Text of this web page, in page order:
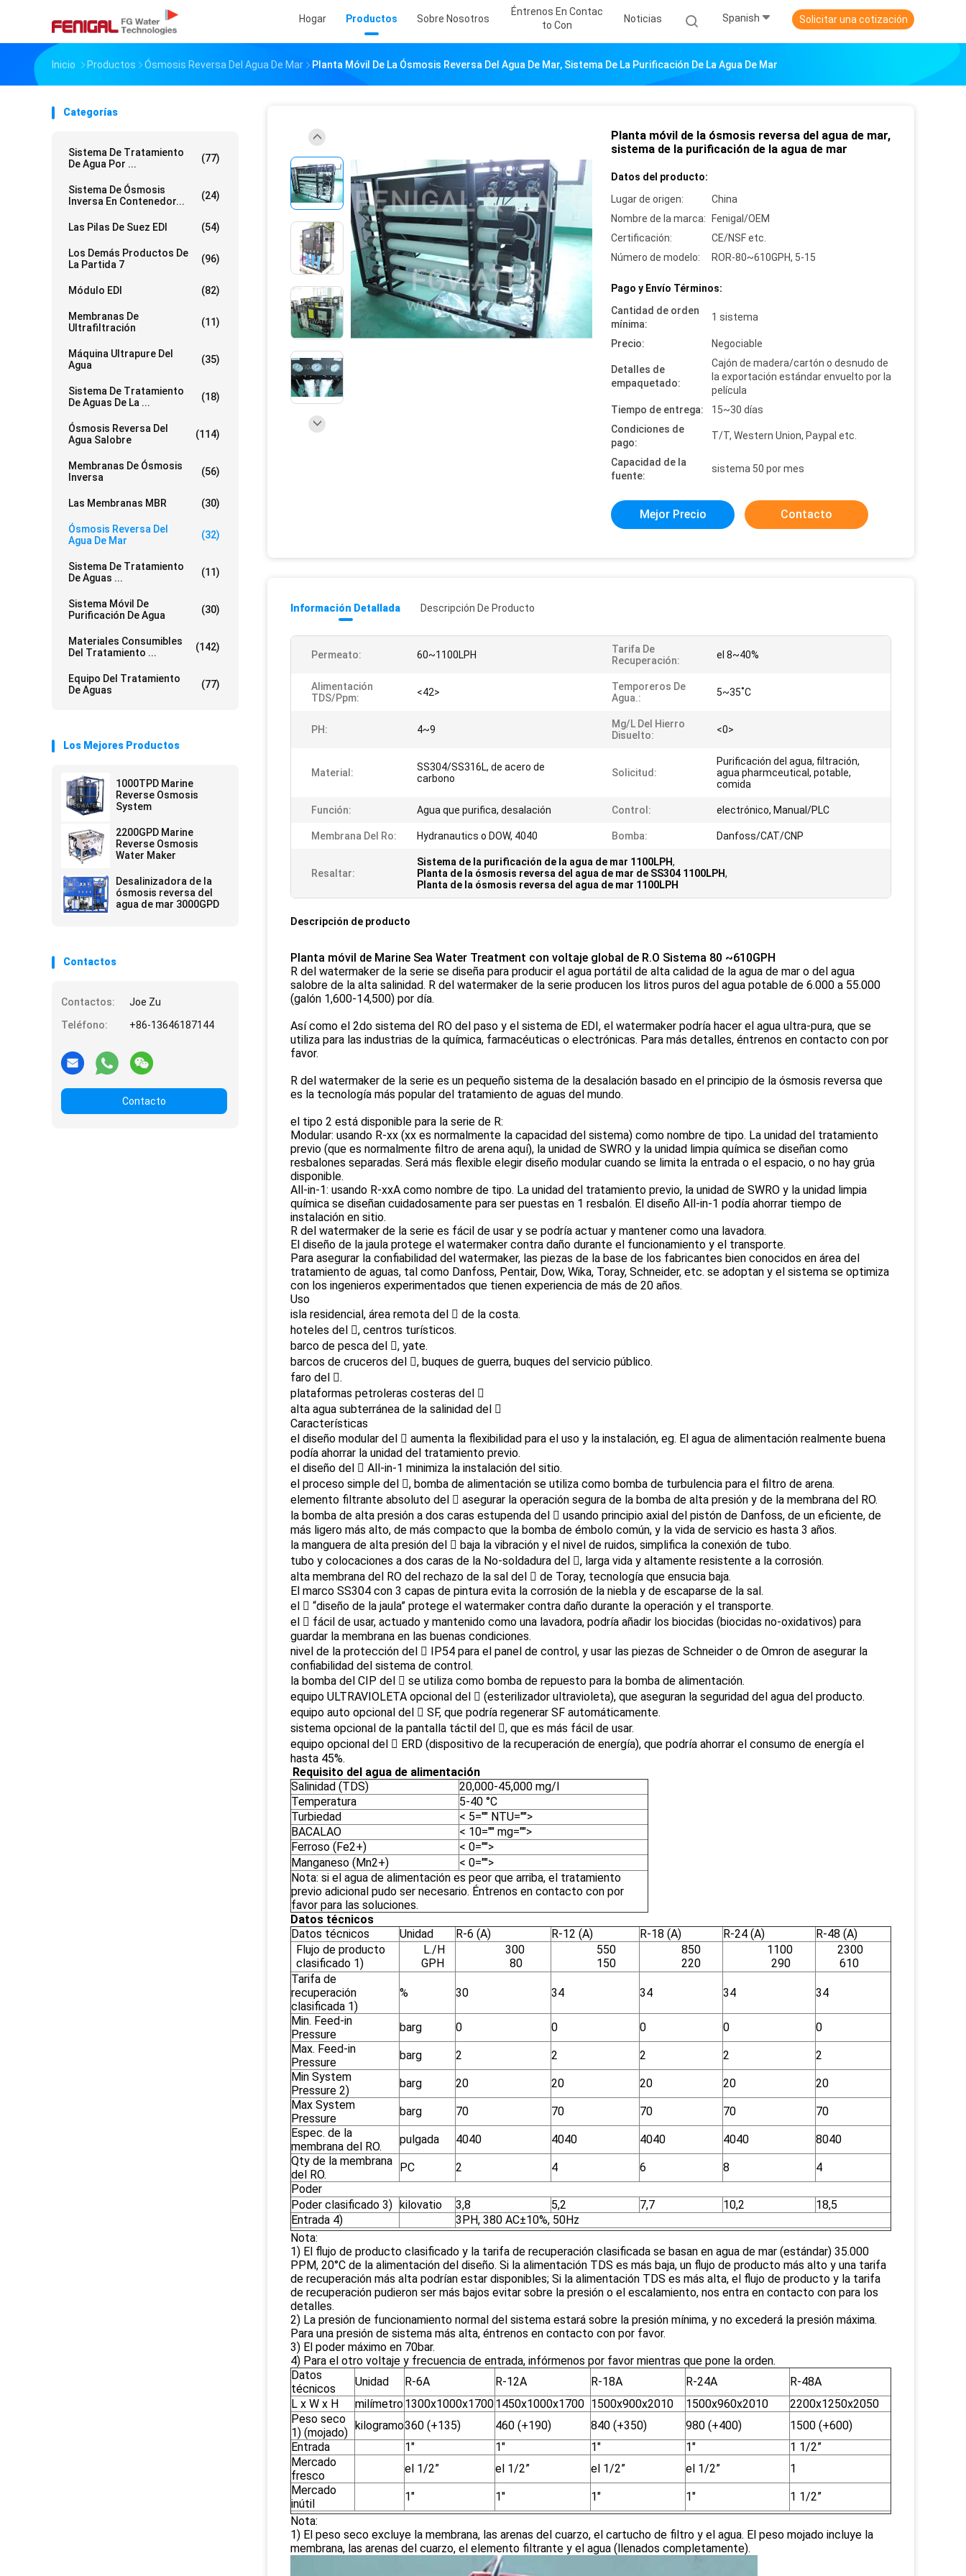
Hogar Productos Sobre Nosotros
Éntrenos En Contac
To Con
Noticias Spanish Solicitar una cotización
Inicio Productos Ósmosis Reversa Del Agua De Mar Planta Móvil De La Ósmosis Reversa Del Agua De Mar, Sistema De La Purificación De La Agua De Mar
Categorías
Sistema De Tratamiento
De Agua Por ...
(77)
Sistema De Ósmosis
Inversa En Contenedor...
(24)
Las Pilas De Suez EDI (54)
Los Demás Productos De
La Partida 7
(96)
Módulo EDI (82)
Membranas De
Ultrafiltración
(11)
Máquina Ultrapure Del
Agua
(35)
Sistema De Tratamiento
De Aguas De La ...
(18)
Ósmosis Reversa Del
Agua Salobre
(114)
Membranas De Ósmosis
Inversa
(56)
Las Membranas MBR (30)
Ósmosis Reversa Del
Agua De Mar
(32)
Sistema De Tratamiento
De Aguas ...
(11)
Sistema Móvil De
Purificación De Agua
(30)
Materiales Consumibles
Del Tratamiento ...
(142)
Equipo Del Tratamiento
De Aguas
(77)
Los Mejores Productos
1000TPD Marine
Reverse Osmosis
System
2200GPD Marine
Reverse Osmosis
Water Maker
Desalinizadora de la
ósmosis reversa del
agua de mar 3000GPD
Contactos
Contactos:
Joe Zu
Teléfono:
+86-13646187144
Contacto
Planta móvil de la ósmosis reversa del agua de mar,
sistema de la purificación de la agua de mar
Datos del producto:
Lugar de origen:
China
Nombre de la marca:
Fenigal/OEM
Certificación:
CE/NSF etc.
Número de modelo:
ROR-80~610GPH, 5-15
Pago y Envío Términos:
Cantidad de orden
mínima:
1 sistema
Precio: Negociable
Detalles de
empaquetado:
Cajón de madera/cartón o desnudo de
la exportación estándar envuelto por la
película
Tiempo de entrega:
15~30 días
Condiciones de
pago:
T/T, Western Union, Paypal etc.
Capacidad de la
fuente:
sistema 50 por mes
Mejor Precio Contacto
Información Detallada Descripción De Producto
Permeato: 60~1100LPH
Tarifa De
Recuperación:
el 8~40%
Alimentación
TDS/ppm:
<42>
Temporeros De
Agua.:
5~35˚C
PH: 4~9
Mg/l Del Hierro
Disuelto:
<0>
Material:
SS304/SS316L, de acero de
carbono
Solicitud:
Purificación del agua, filtración,
agua pharmceutical, potable,
comida
Función: Agua que purifica, desalación Control: electrónico, Manual/PLC
Membrana Del Ro: Hydranautics o DOW, 4040 Bomba: Danfoss/CAT/CNP
Resaltar:
Sistema de la purificación de la agua de mar 1100LPH,
Planta de la ósmosis reversa del agua de mar de SS304 1100LPH,
Planta de la ósmosis reversa del agua de mar 1100LPH
Descripción de producto
Planta móvil de Marine Sea Water Treatment con voltaje global de R.O Sistema 80 ~610GPH
R del watermaker de la serie se diseña para producir el agua portátil de alta calidad de la agua de mar o del agua
salobre de la alta salinidad. R del watermaker de la serie producen los litros puros del agua potable de 6.000 a 55.000
(galón 1,600-14,500) por día.
Así como el 2do sistema del RO del paso y el sistema de EDI, el watermaker podría hacer el agua ultra-pura, que se
utiliza para las industrias de la química, farmacéuticas o electrónicas. Para más detalles, éntrenos en contacto con por
favor.
R del watermaker de la serie es un pequeño sistema de la desalación basado en el principio de la ósmosis reversa que
es la tecnología más popular del tratamiento de aguas del mundo.
el tipo 2 está disponible para la serie de R:
Modular: usando R-xx (xx es normalmente la capacidad del sistema) como nombre de tipo. La unidad del tratamiento
previo (que es normalmente filtro de arena aquí), la unidad de SWRO y la unidad limpia química se diseñan como
resbalones separadas. Será más flexible elegir diseño modular cuando se limita la entrada o el espacio, o no hay grúa
disponible.
All-in-1: usando R-xxA como nombre de tipo. La unidad del tratamiento previo, la unidad de SWRO y la unidad limpia
química se diseñan cuidadosamente para ser puestas en 1 resbalón. El diseño All-in-1 podía ahorrar tiempo de
instalación en sitio.
R del watermaker de la serie es fácil de usar y se podría actuar y mantener como una lavadora.
El diseño de la jaula protege el watermaker contra daño durante el funcionamiento y el transporte.
Para asegurar la confiabilidad del watermaker, las piezas de la base de los fabricantes bien conocidos en área del
tratamiento de aguas, tal como Danfoss, Pentair, Dow, Wika, Toray, Schneider, etc. se adoptan y el sistema se optimiza
con los ingenieros experimentados que tienen experiencia de más de 20 años.
Uso
isla residencial, área remota del  de la costa.
hoteles del , centros turísticos.
barco de pesca del , yate.
barcos de cruceros del , buques de guerra, buques del servicio público.
faro del .
plataformas petroleras costeras del 
alta agua subterránea de la salinidad del 
Características
el diseño modular del  aumenta la flexibilidad para el uso y la instalación, eg. El agua de alimentación realmente buena
podía ahorrar la unidad del tratamiento previo.
el diseño del  All-in-1 minimiza la instalación del sitio.
el proceso simple del , bomba de alimentación se utiliza como bomba de turbulencia para el filtro de arena.
elemento filtrante absoluto del  asegurar la operación segura de la bomba de alta presión y de la membrana del RO.
la bomba de alta presión a dos caras estupenda del  usando principio axial del pistón de Danfoss, de un eficiente, de
más ligero más alto, de más compacto que la bomba de émbolo común, y la vida de servicio es hasta 3 años.
la manguera de alta presión del  baja la vibración y el nivel de ruidos, simplifica la conexión de tubo.
tubo y colocaciones a dos caras de la No-soldadura del , larga vida y altamente resistente a la corrosión.
alta membrana del RO del rechazo de la sal del  de Toray, tecnología que ensucia baja.
El marco SS304 con 3 capas de pintura evita la corrosión de la niebla y de escaparse de la sal.
el  “diseño de la jaula” protege el watermaker contra daño durante la operación y el transporte.
el  fácil de usar, actuado y mantenido como una lavadora, podría añadir los biocidas (biocidas no-oxidativos) para
guardar la membrana en las buenas condiciones.
nivel de la protección del  IP54 para el panel de control, y usar las piezas de Schneider o de Omron de asegurar la
confiabilidad del sistema de control.
la bomba del CIP del  se utiliza como bomba de repuesto para la bomba de alimentación.
equipo ULTRAVIOLETA opcional del  (esterilizador ultravioleta), que aseguran la seguridad del agua del producto.
equipo auto opcional del  SF, que podría regenerar SF automáticamente.
sistema opcional de la pantalla táctil del , que es más fácil de usar.
equipo opcional del  ERD (dispositivo de la recuperación de energía), que podría ahorrar el consumo de energía el
hasta 45%.
Requisito del agua de alimentación
Salinidad (TDS)
20,000-45,000 mg/l
Temperatura
5-40 °C
Turbiedad
< 5="" NTU="">
BACALAO
< 10="" mg="">
Ferroso (Fe2+)
< 0="">
Manganeso (Mn2+)
< 0="">
Nota: si el agua de alimentación es peor que arriba, el tratamiento
previo adicional pudo ser necesario. Éntrenos en contacto con por
favor para las soluciones.
Datos técnicos
Datos técnicos
Unidad R-6 (A) R-12 (A) R-18 (A) R-24 (A)
R-48 (A)
Flujo de producto
clasificado 1)
L./H
GPH
300
80
550
150
850
220
1100
290
2300
610
Tarifa de
recuperación
clasificada 1)
% 30 34 34 34 34
Min. Feed-in
Pressure
barg 0 0 0 0
0
Max. Feed-in
Pressure
barg 2 2 2 2
2
Min System
Pressure 2)
barg 20 20 20 20
20
Max System
Pressure
barg 70 70 70 70
70
Espec. de la
membrana del RO.
pulgada 4040 4040 4040 4040
8040
Qty de la membrana
del RO.
PC 2 4 6 8
4
Poder
Poder clasificado 3) kilovatio 3,8 5,2 7,7 10,2
18,5
Entrada 4)
3PH, 380 AC±10%, 50Hz
Nota:
1) El flujo de producto clasificado y la tarifa de recuperación clasificada se basan en agua de mar (estándar) 35.000
PPM, 20°C de la alimentación del diseño. Si la alimentación TDS es más baja, un flujo de producto más alto y una tarifa
de recuperación más alta podrían estar disponibles; Si la alimentación TDS es más alta, el flujo de producto y la tarifa
de recuperación pudieron ser más bajos evitar sobre la presión o el escalamiento, nos entra en contacto con para los
detalles.
2) La presión de funcionamiento normal del sistema estará sobre la presión mínima, y no excederá la presión máxima.
Para una presión de sistema más alta, éntrenos en contacto con por favor.
3) El poder máximo en 70bar.
4) Para el otro voltaje y frecuencia de entrada, infórmenos por favor mientras que pone la orden.
Datos
técnicos
Unidad R-6A R-12A R-18A R-24A
R-48A
L x W x H
milímetro1300x1000x17001450x1000x1700 1500x900x2010 1500x960x2010
2200x1250x2050
Peso seco
1) (mojado)
kilogramo360 (+135) 460 (+190) 840 (+350) 980 (+400)
1500 (+600)
Entrada
1" 1" 1" 1"
1 1/2”
Mercado
fresco
el 1/2” el 1/2” el 1/2” el 1/2”
1
Mercado
inútil
1" 1" 1" 1"
1 1/2”
Nota:
1) El peso seco excluye la membrana, las arenas del cuarzo, el cartucho de filtro y el agua. El peso mojado incluye la
membrana, las arenas del cuarzo, el elemento filtrante y el agua (llenados completamente).